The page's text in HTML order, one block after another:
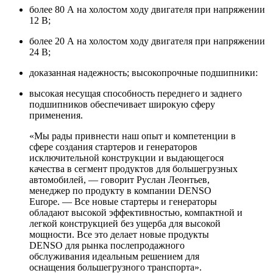
более 80 А на холостом ходу двигателя при напряжении
12 В;
более 20 А на холостом ходу двигателя при напряжении
24 В;
доказанная надежность; высокопрочные подшипники:
высокая несущая способность переднего и заднего
подшипников обеспечивает широкую сферу
применения.
«Мы рады привнести наш опыт и компетенции в
сфере создания стартеров и генераторов
исключительной конструкции и выдающегося
качества в сегмент продуктов для большегрузных
автомобилей, — говорит Руслан Леонтьев,
менеджер по продукту в компании DENSO
Europe. — Все новые стартеры и генераторы
обладают высокой эффективностью, компактной и
легкой конструкцией без ущерба для высокой
мощности. Все это делает новые продукты
DENSO для рынка послепродажного
обслуживания идеальным решением для
оснащения большегрузного транспорта».